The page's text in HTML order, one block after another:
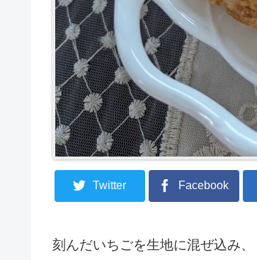
Twitter Facebook
刻んだいちごを生地に混ぜ込み